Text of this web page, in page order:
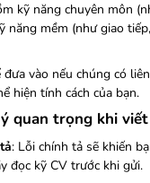
kỹ năng chuyên môn
năng mềm (như giao
đưa vào nếu chúng có
hiện tính cách của bạn.
quan trọng khi
: Lỗi chính tả sẽ khiến
đọc kỹ CV trước khi gửi.